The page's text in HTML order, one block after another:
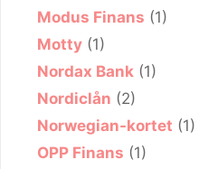
Modus Finans (1)
Motty (1)
Nordax Bank (1)
Nordiclån (2)
Norwegian-kortet (1)
OPP Finans (1)